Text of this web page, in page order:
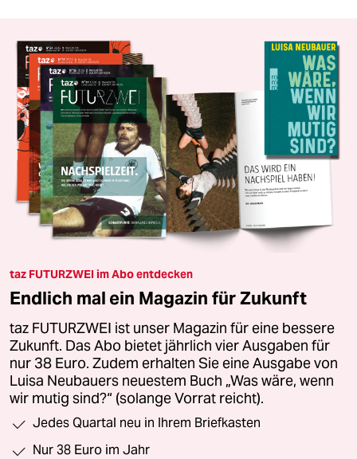
taz FUTURZWEI im Abo entdecken
Endlich mal ein Magazin für Zukunft
taz FUTURZWEI ist unser Magazin für eine bessere
Zukunft. Das Abo bietet jährlich vier Ausgaben für
nur 38 Euro. Zudem erhalten Sie eine Ausgabe von
Luisa Neubauers neuestem Buch „Was wäre, wenn
wir mutig sind?“ (solange Vorrat reicht).
Jedes Quartal neu in Ihrem Briefkasten
Nur 38 Euro im Jahr